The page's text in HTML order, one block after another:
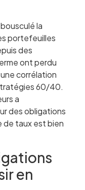
la
portefeuilles
des
ont perdu
corrélation
60/40.
a
des obligations
de taux est bien
en